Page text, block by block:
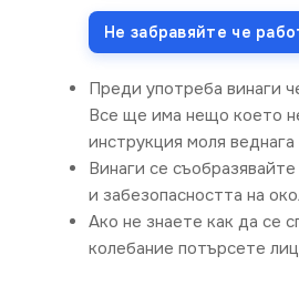
Не забравяйте че
Преди употреба винаги
Все ще има нещо което
инструкция моля
Винаги се
и забезопасността на
Ако не знаете как да се
колебание потърсете